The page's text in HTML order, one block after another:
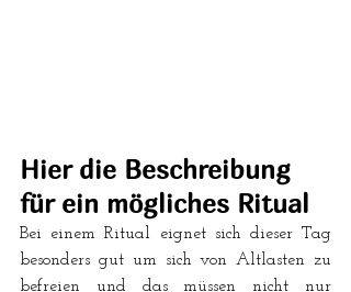
Hier die Beschreibung
für ein mögliches Ritual
Bei einem Ritual eignet sich dieser Tag
besonders gut um sich von Altlasten zu
befreien und das müssen nicht nur